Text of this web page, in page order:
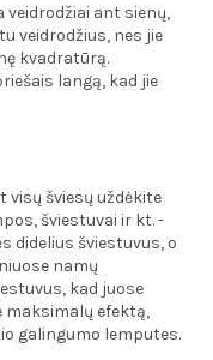
ant sienų,
veidrodžius, nes jie
kvadratūrą.
langą, kad jie
šviesų uždėkite
šviestuvai ir kt. -
didelius šviestuvus, o
namų
kad juose
maksimalų efektą,
galingumo lemputes.